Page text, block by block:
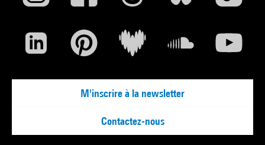
M'inscrire à la newsletter
Contactez-nous